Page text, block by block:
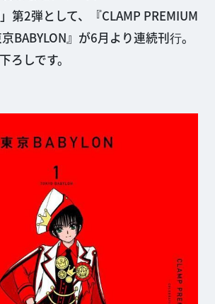
第2弾として、『CLAMP PREMIUM
BABYLON』が6月より連続刊⾏。
ろしです。